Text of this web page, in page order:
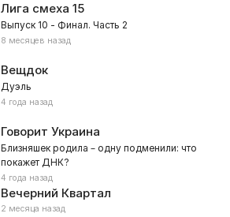
Лига смеха 15
Выпуск 10 - Финал. Часть 2
8 месяцев назад
Вещдок
Дуэль
4 года назад
Говорит Украина
Близняшек родила – одну подменили: что
покажет ДНК?
4 года назад
Вечерний Квартал
2 месяца назад